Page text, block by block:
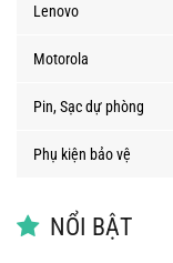
Lenovo
Motorola
Pin, Sạc dự phòng
Phụ kiện bảo vệ
NỔI BẬT